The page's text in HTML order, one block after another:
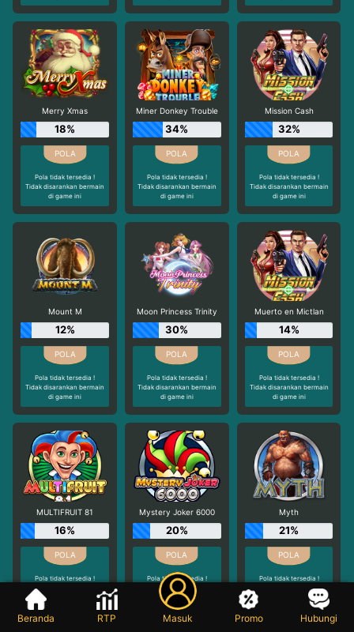
Merry Xmas
18%
Pola tidak tersedia !
Tidak disarankan bermain
di game ini
Miner Donkey Trouble
34%
Pola tidak tersedia !
Tidak disarankan bermain
di game ini
Mission Cash
32%
Pola tidak tersedia !
Tidak disarankan bermain
di game ini
Mount M
12%
Pola tidak tersedia !
Tidak disarankan bermain
di game ini
Moon Princess Trinity
30%
Pola tidak tersedia !
Tidak disarankan bermain
di game ini
Muerto en Mictlan
14%
Pola tidak tersedia !
Tidak disarankan bermain
di game ini
MULTIFRUIT 81
16%
Pola tidak tersedia !
Tidak disarankan bermain
Mystery Joker 6000
20%
Pola tidak tersedia !
Tidak disarankan bermain
di game ini
Myth
21%
Pola tidak tersedia !
Tidak disarankan bermain
Beranda RTP Masuk Promo Hubungi